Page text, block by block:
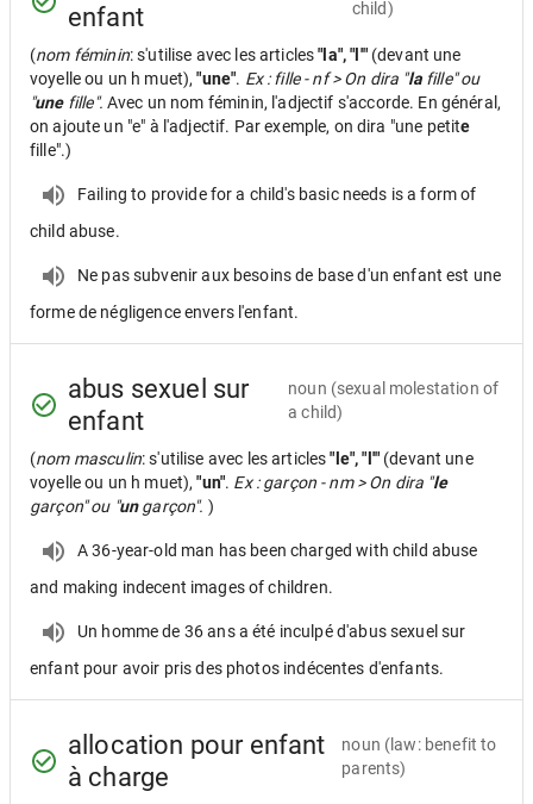
enfant
child)
(nom féminin: s'utilise avec les articles"la", "l'" (devant une
voyelle ou un h muet),"une". Ex : fille - nf > On dira "lafille" ou
"unefille". Avec un nom féminin, l'adjectif s'accorde. En général,
on ajoute un "e" à l'adjectif. Par exemple, on dira "une petite
fille".)
Failing to provide for a child's basic needs is a form of
child abuse.
Ne pas subvenir aux besoins de base d'un enfant est une
forme de négligence envers l'enfant.
abus sexuel sur
enfant
noun (sexual molestation of
a child)
(nom masculin: s'utilise avec les articles"le", "l'" (devant une
voyelle ou un h muet),"un". Ex : garçon - nm > On dira "le
garçon" ou "ungarçon". )
A 36-year-old man has been charged with child abuse
and making indecent images of children.
Un homme de 36 ans a été inculpé d'abus sexuel sur
enfant pour avoir pris des photos indécentes d'enfants.
allocation pour enfant
à charge
noun (law: benefit to
parents)